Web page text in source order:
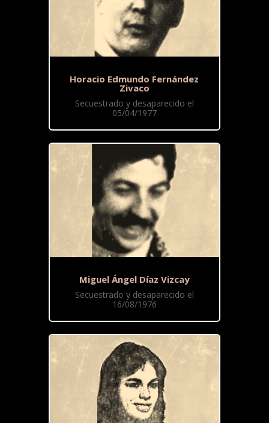
Horacio Edmundo Fernández
Zivaco
Secuestrado y desaparecido el
05/04/1977
Miguel Ángel Díaz Vizcay
Secuestrado y desaparecido el
16/08/1976